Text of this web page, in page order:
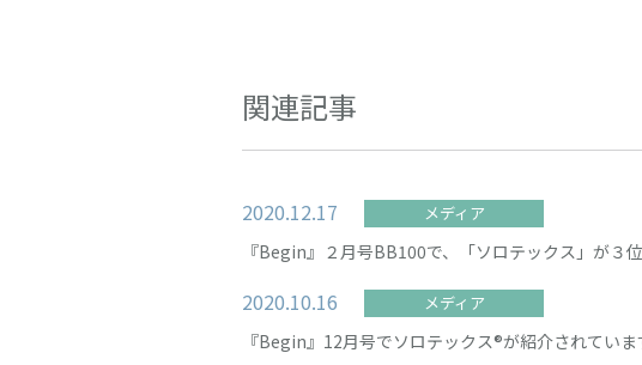
関連記事
2020.12.17 メディア
『Begin』２月号BB100で、「ソロテックス」が３
2020.10.16 メディア
『Begin』12月号でソロテックス®が紹介されていま